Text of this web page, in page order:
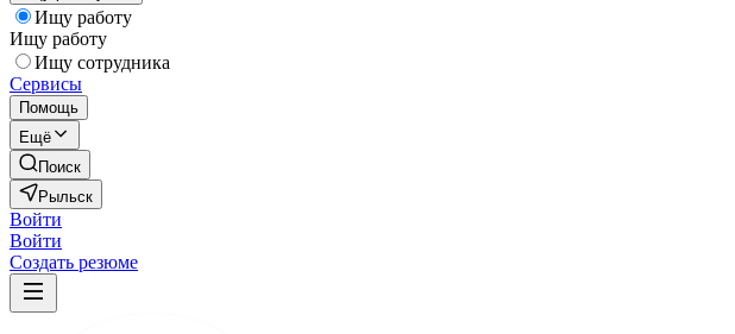
Ищу работу
Ищу работу
Ищу сотрудника
Сервисы
Помощь
Ещё
Поиск
Рыльск
Войти
Войти
Создать резюме